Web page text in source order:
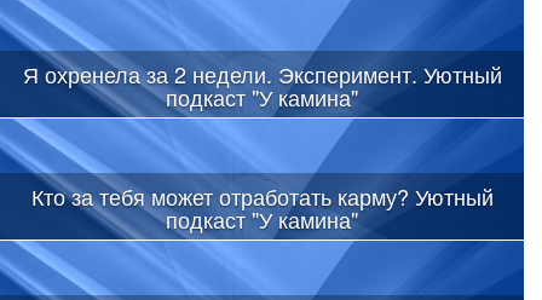
Я охренела за 2 недели. Эксперимент. Уютный
подкаст "У камина"
Кто за тебя может отработать карму? Уютный
подкаст "У камина"